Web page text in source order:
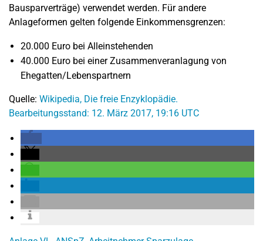
Bausparverträge) verwendet werden. Für andere
Anlageformen gelten folgende Einkommensgrenzen:
20.000 Euro bei Alleinstehenden
40.000 Euro bei einer Zusammenveranlagung von
Ehegatten/Lebenspartnern
Quelle: Wikipedia, Die freie Enzyklopädie.
Bearbeitungsstand: 12. März 2017, 19:16 UTC